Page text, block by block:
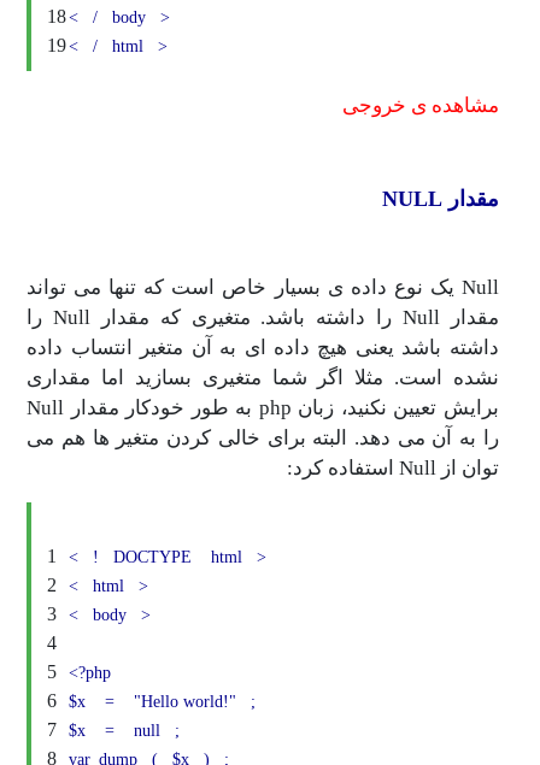
18
19
< / body
>
<
/ html >
مشاهده ی خروجی
مقدار NULL
Null یک نوع داده ی بسیار خاص است که تنها می تواند
مقدار Null را داشته باشد. متغیری که مقدار Null را
داشته باشد یعنی هیچ داده ای به آن متغیر انتساب داده
نشده است. مثلا اگر شما متغیری بسازید اما مقداری
برایش تعیین نکنید، زبان php به طور خودکار مقدار Null
را به آن می دهد. البته برای خالی کردن متغیر ها هم می
توان از Null استفاده کرد:
1
2
3
4
5
6
7
8
< ! DOCTYPE html
>
<
html
>
<
body >
<?php
$x
= "Hello world!"
;
$x
= null
;
var_dump
( $x ) ;